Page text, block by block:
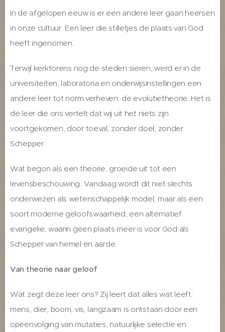
In de afgelopen eeuw is er een andere leer gaan heersen
in onze cultuur. Een leer die stilletjes de plaats van God
heeft ingenomen.
Terwijl kerktorens nog de steden sieren, werd er in de
universiteiten, laboratoria en onderwijsinstellingen een
andere leer tot norm verheven: de evolutietheorie. Het is
de leer die ons vertelt dat wij uit het niets zijn
voortgekomen, door toeval, zonder doel, zonder
Schepper.
Wat begon als een theorie, groeide uit tot een
levensbeschouwing. Vandaag wordt dit niet slechts
onderwezen als wetenschappelijk model, maar als een
soort moderne geloofswaarheid, een alternatief
evangelie, waarin geen plaats meer is voor God als
Schepper van hemel en aarde.
Van theorie naar geloof
Wat zegt deze leer ons? Zij leert dat alles wat leeft:
mens, dier, boom, vis, langzaam is ontstaan door een
opeenvolging van mutaties, natuurlijke selectie en